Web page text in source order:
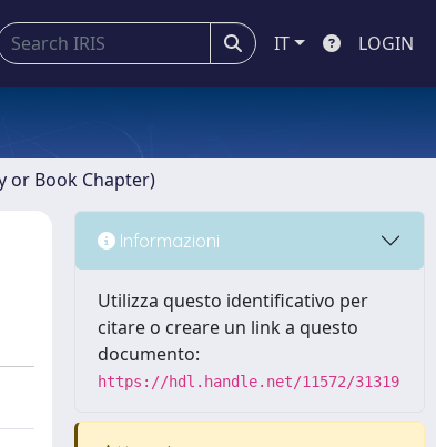
IT LOGIN
or Book Chapter)
Informazioni
Utilizza questo identificativo per
citare o creare un link a questo
documento:
https://hdl.handle.net/11572/31319